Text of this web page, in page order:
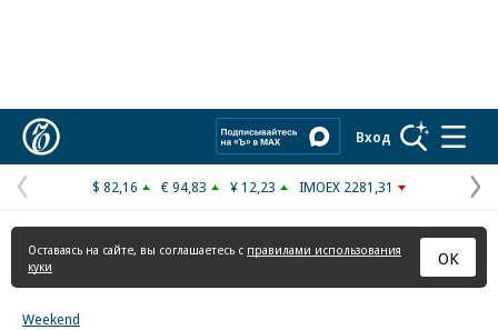
Вход
Предыдущая
страница
$ 82,16 € 94,83 ¥ 12,23 IMOEX 2281,31
Оставаясь на сайте, вы соглашаетесь с правилами использования
куки
ОК
Weekend